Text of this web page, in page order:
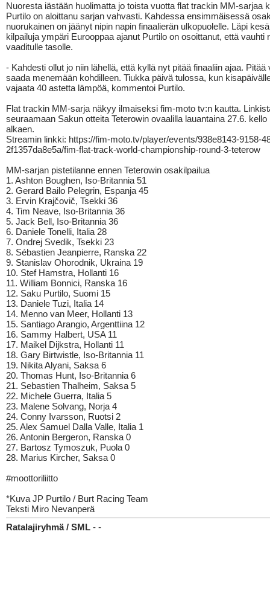
Nuoresta iästään huolimatta jo toista vuotta flat trackin MM-sarjaa
Purtilo on aloittanu sarjan vahvasti. Kahdessa ensimmäisessä
nuorukainen on jäänyt nipin napin finaalierän ulkopuolelle. Läpi
kilpailuja ympäri Eurooppaa ajanut Purtilo on osoittanut, että vauhti
vaaditulle tasolle.
- Kahdesti ollut jo niin lähellä, että kyllä nyt pitää finaaliin ajaa. Pitää
saada menemään kohdilleen. Tiukka päivä tulossa, kun
vajaata 40 astetta lämpöä, kommentoi Purtilo.
Flat trackin MM-sarja näkyy ilmaiseksi fim-moto tv:n kautta.
seuraamaan Sakun otteita Teterowin ovaalilla lauantaina 27.6. kello
alkaen.
Streamin linkki: https://fim-moto.tv/player/events/938e8143-9158-
2f1357da8e5a/fim-flat-track-world-championship-round-3-teterow
MM-sarjan pistetilanne ennen Teterowin osakilpailua
1. Ashton Boughen, Iso-Britannia 51
2. Gerard Bailo Pelegrin, Espanja 45
3. Ervin Krajčovič, Tsekki 36
4. Tim Neave, Iso-Britannia 36
5. Jack Bell, Iso-Britannia 36
6. Daniele Tonelli, Italia 28
7. Ondrej Svedik, Tsekki 23
8. Sébastien Jeanpierre, Ranska 22
9. Stanislav Ohorodnik, Ukraina 19
10. Stef Hamstra, Hollanti 16
11. William Bonnici, Ranska 16
12. Saku Purtilo, Suomi 15
13. Daniele Tuzi, Italia 14
14. Menno van Meer, Hollanti 13
15. Santiago Arangio, Argenttiina 12
16. Sammy Halbert, USA 11
17. Maikel Dijkstra, Hollanti 11
18. Gary Birtwistle, Iso-Britannia 11
19. Nikita Alyani, Saksa 6
20. Thomas Hunt, Iso-Britannia 6
21. Sebastien Thalheim, Saksa 5
22. Michele Guerra, Italia 5
23. Malene Solvang, Norja 4
24. Conny Ivarsson, Ruotsi 2
25. Alex Samuel Dalla Valle, Italia 1
26. Antonin Bergeron, Ranska 0
27. Bartosz Tymoszuk, Puola 0
28. Marius Kircher, Saksa 0
#moottoriliitto
*Kuva JP Purtilo / Burt Racing Team
Teksti Miro Nevanperä
Ratalajiryhmä / SML - -